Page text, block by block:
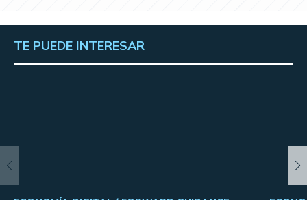
TE PUEDE INTERESAR